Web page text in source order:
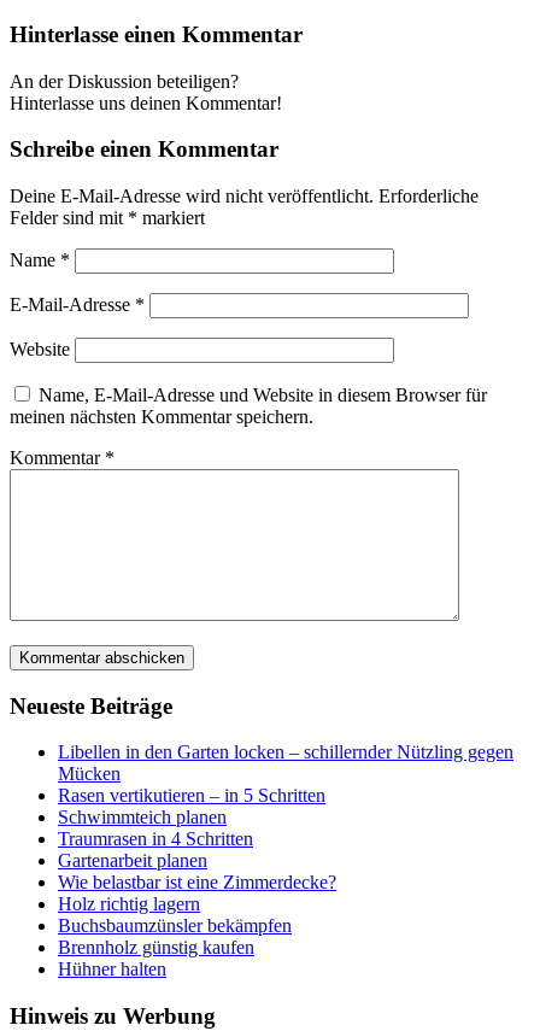
Hinterlasse einen Kommentar
An der Diskussion beteiligen?
Hinterlasse uns deinen Kommentar!
Schreibe einen Kommentar
Deine E-Mail-Adresse wird nicht veröffentlicht. Erforderliche
Felder sind mit * markiert
Name *
E-Mail-Adresse *
Website
Name, E-Mail-Adresse und Website in diesem Browser für
meinen nächsten Kommentar speichern.
Kommentar *
Neueste Beiträge
Libellen in den Garten locken – schillernder Nützling gegen
Mücken
Rasen vertikutieren – in 5 Schritten
Schwimmteich planen
Traumrasen in 4 Schritten
Gartenarbeit planen
Wie belastbar ist eine Zimmerdecke?
Holz richtig lagern
Buchsbaumzünsler bekämpfen
Brennholz günstig kaufen
Hühner halten
Hinweis zu Werbung